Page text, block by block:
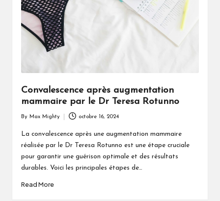
Convalescence après augmentation
mammaire par le Dr Teresa Rotunno
by
By Max Mighty octobre 16, 2024
La convalescence après une augmentation mammaire
réalisée par le Dr Teresa Rotunno est une étape cruciale
pour garantir une guérison optimale et des résultats
durables. Voici les principales étapes de…
Read More